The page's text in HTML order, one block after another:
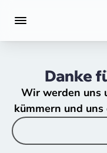
Danke
Wir werden uns
kümmern und